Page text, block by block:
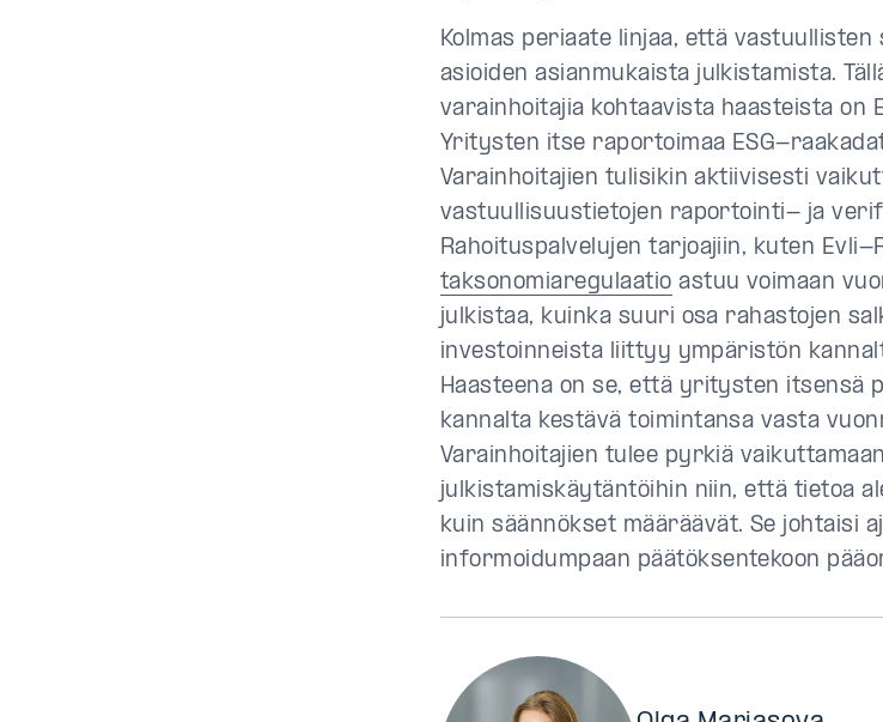
Kolmas periaate linjaa, että
asioiden asianmukaista julkistamista.
varainhoitajia kohtaavista haasteista
Yritysten itse raportoimaa ESG-
Varainhoitajien tulisikin aktiivisesti
vastuullisuustietojen raportointi- ja
Rahoituspalvelujen tarjoajiin, kuten
taksonomiaregulaatio astuu voimaan
julkistaa, kuinka suuri osa rahastojen
investoinneista liittyy ympäristön
Haasteena on se, että yritysten itsensä
kannalta kestävä toimintansa vasta
Varainhoitajien tulee pyrkiä
julkistamiskäytäntöihin niin, että tietoa
kuin säännökset määräävät. Se johtaisi
informoidumpaan päätöksentekoon